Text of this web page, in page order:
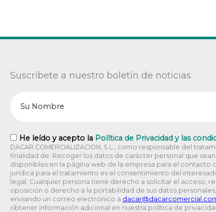
Suscríbete a nuestro boletín de noticias
RGPD
He leído y acepto la Política de Privacidad y las
DACAR COMERCIALIZACION, S.L., como responsable del
finalidad de: Recoger los datos de carácter personal que
disponibles en la página web de la empresa para el contacto
jurídica para el tratamiento es el consentimiento del
legal. Cualquier persona tiene derecho a solicitar el acceso,
oposición o derecho a la portabilidad de sus datos
enviando un correo electrónico a @racad
obtener información adicional en nuestra política de